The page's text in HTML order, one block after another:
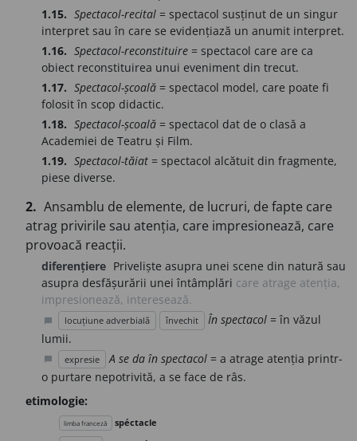
1.15. Spectacol-recital = spectacol susținut de un singur
interpret sau în care se evidențiază un anumit interpret.
1.16. Spectacol-reconstituire = spectacol care are ca
obiect reconstituirea unui eveniment din trecut.
1.17. Spectacol-școală = spectacol model, care poate fi
folosit în scop didactic.
1.18. Spectacol-școală = spectacol dat de o clasă a
Academiei de Teatru și Film.
1.19. Spectacol-tăiat = spectacol alcătuit din fragmente,
piese diverse.
2. Ansamblu de elemente, de lucruri, de fapte care
atrag privirile sau atenția, care impresionează, care
provoacă reacții.
diferențiere Priveliște asupra unei scene din natură sau
asupra desfășurării unei întâmplări care atrage atenția,
impresionează, interesează.
locuțiune adverbială învechit În spectacol= în văzul
lumii.
chat_bubble expresie A se da în spectacol = a atrage atenția printr-
o purtare nepotrivită, a se face de râs.
etimologie:
limba franceză spéctacle